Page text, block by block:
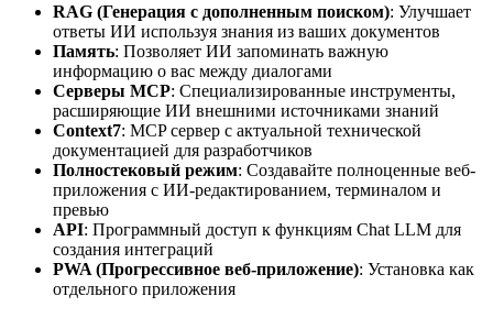
RAG (Генерация с дополненным поиском): Улучшает
ответы ИИ используя знания из ваших документов
Память: Позволяет ИИ запоминать важную
информацию о вас между диалогами
Серверы MCP: Специализированные инструменты,
расширяющие ИИ внешними источниками знаний
Context7: MCP сервер с актуальной технической
документацией для разработчиков
Полностековый режим: Создавайте полноценные веб-
приложения с ИИ-редактированием, терминалом и
превью
API: Программный доступ к функциям Chat LLM для
создания интеграций
PWA (Прогрессивное веб-приложение): Установка как
отдельного приложения